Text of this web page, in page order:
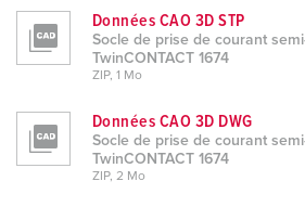
Données CAO 3D STP
Socle de prise de courant
TwinCONTACT 1674
ZIP, 1 Mo
Données CAO 3D DWG
Socle de prise de courant
TwinCONTACT 1674
ZIP, 2 Mo